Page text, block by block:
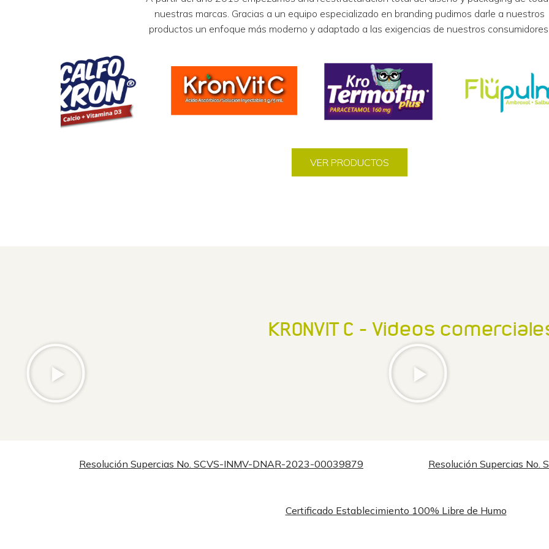
nuestras marcas. Gracias a un equipo especializado en branding pudimos darle a nuestros
productos un enfoque más moderno y adaptado a las exigencias de nuestros
VER PRODUCTOS
KRONVIT C - Videos
Resolución Supercias No. SCVS-INMV-DNAR-2023-00039879 Resolución Supercias
Certificado Establecimiento 100% Libre de Humo